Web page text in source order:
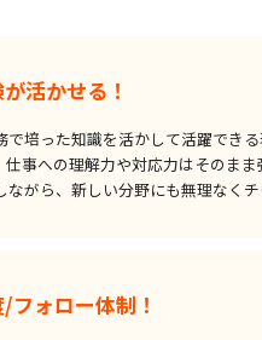
活かせる！
培った知識を活かして活躍できる
事への理解力や対応力はそのまま
がら、新しい分野にも無理なくチ
ォロー体制！